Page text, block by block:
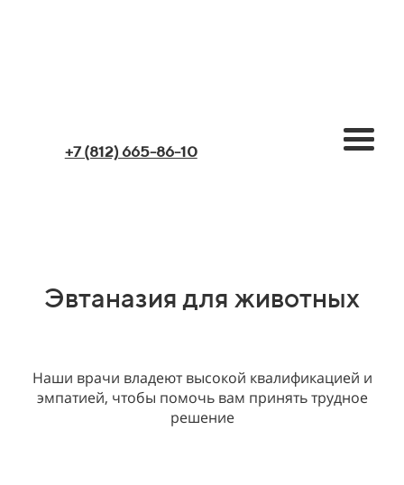
+7 (812) 665-86-10
Эвтаназия для животных
Наши врачи владеют высокой квалификацией и
эмпатией, чтобы помочь вам принять трудное
решение